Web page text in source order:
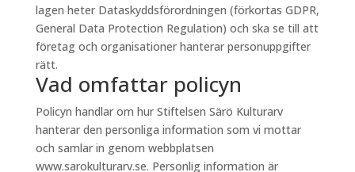
lagen heter Dataskyddsförordningen (förkortas GDPR,
General Data Protection Regulation) och ska se till att
företag och organisationer hanterar personuppgifter
rätt.
Vad omfattar policyn
Policyn handlar om hur Stiftelsen Särö Kulturarv
hanterar den personliga information som vi mottar
och samlar in genom webbplatsen
www.sarokulturarv.se. Personlig information är